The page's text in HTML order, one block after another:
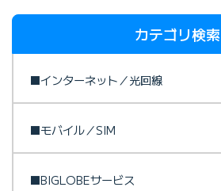
カテゴリ検索
■インターネット／光回線
■モバイル／SIM
■BIGLOBEサービス